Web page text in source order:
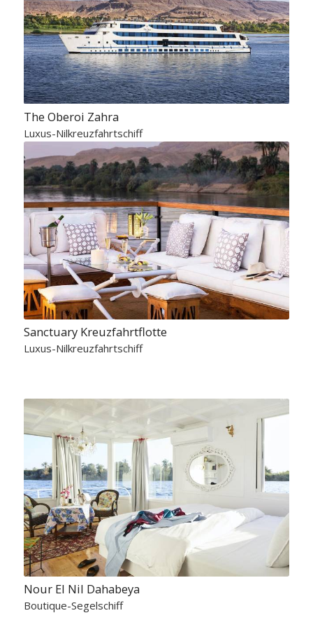
The Oberoi Zahra
Luxus-Nilkreuzfahrtschiff
Sanctuary Kreuzfahrtflotte
Luxus-Nilkreuzfahrtschiff
Nour El Nil Dahabeya
Boutique-Segelschiff